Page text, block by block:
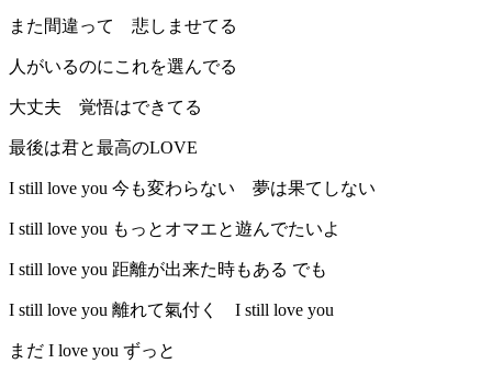
また間違って 悲しませてる
人がいるのにこれを選んでる
大丈夫 覚悟はできてる
最後は君と最高のLOVE
I still love you 今も変わらない 夢は果てしない
I still love you もっとオマエと遊んでたいよ
I still love you 距離が出来た時もある でも
I still love you 離れて氣付く I still love you
まだ I love you ずっと